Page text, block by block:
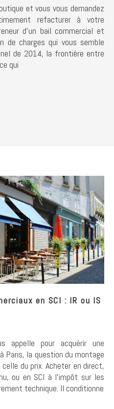
et vous vous demandez
refacturer à votre
d'un bail commercial et
de charges qui vous semble
de 2014, la frontière entre
qui
en SCI : IR ou IS
appelle pour acquérir une
Paris, la question du montage
du prix. Acheter en direct,
ou en SCI à l’impôt sur les
technique. Il conditionne